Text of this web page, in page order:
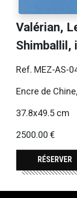
Valérian,
Shimballil,
Ref. MEZ-AS-
Encre de
37.8x49.5 cm
2500.00 €
RÉSERVER